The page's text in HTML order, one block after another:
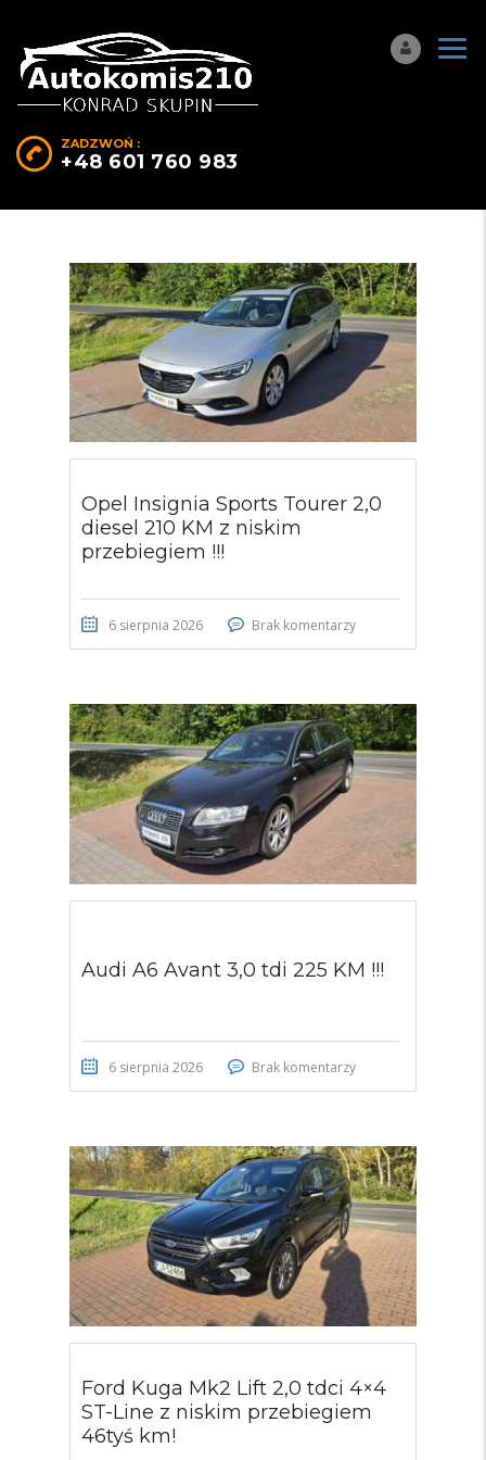
ZADZWOŃ :
+48 601 760 983
Opel Insignia Sports Tourer 2,0
diesel 210 KM z niskim
przebiegiem !!!
6 sierpnia 2026 Brak komentarzy
Audi A6 Avant 3,0 tdi 225 KM !!!
6 sierpnia 2026 Brak komentarzy
Ford Kuga Mk2 Lift 2,0 tdci 4×4
ST-Line z niskim przebiegiem
46tyś km!